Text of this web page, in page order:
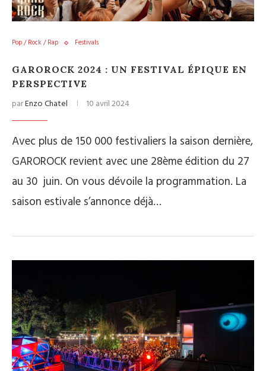
Pop / Rock / Rap Festivals
GAROROCK 2024 : UN FESTIVAL ÉPIQUE EN
PERSPECTIVE
parEnzo Chatel 10 avril 2024
Avec plus de 150 000 festivaliers la saison dernière,
GAROROCK revient avec une 28ème édition du 27
au 30 juin. On vous dévoile la programmation. La
saison estivale s’annonce déjà…